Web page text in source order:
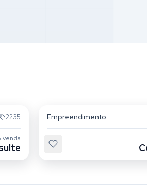
2235
venda
Empreendimento